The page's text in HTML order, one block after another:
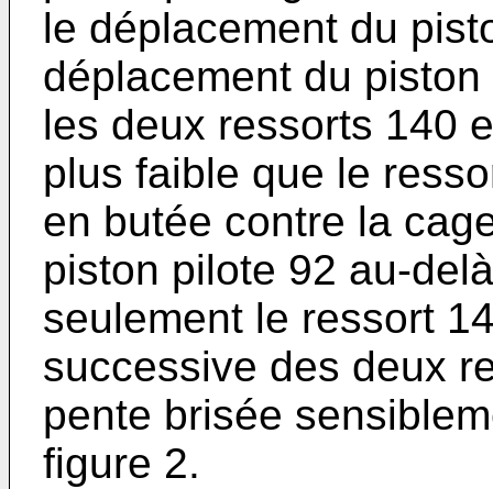
le déplacement du
déplacement du
les deux ressorts 140
plus faible que le
en butée contre la
piston pilote 92 au-
seulement le ressort
successive des deux
pente brisée
figure 2.